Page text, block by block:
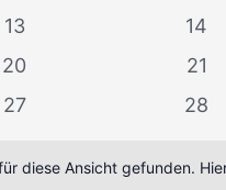
Veranstaltungen
0
Veranstaltungen
13
0
14
0
Veranstaltungen
20
0
21
0
27
0
28
diese Ansicht gefunden.